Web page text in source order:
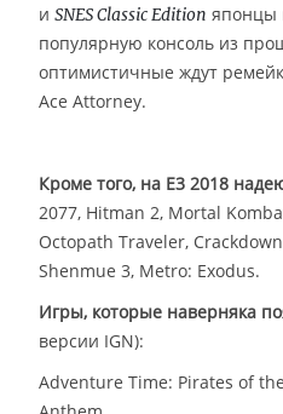
и SNES Classic Edition японцы
популярную консоль из
оптимистичные ждут
Ace Attorney.
Кроме того, на E3 2018
2077, Hitman 2, Mortal
Octopath Traveler,
Shenmue 3, Metro: Exodus.
Игры, которые наверняка
версии IGN):
Adventure Time: Pirates of